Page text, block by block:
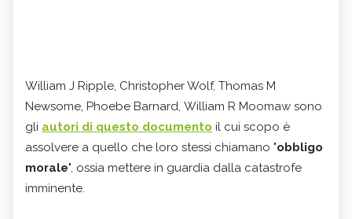
William J Ripple, Christopher Wolf, Thomas M
Newsome, Phoebe Barnard, William R Moomaw sono
gli autori di questo documento il cui scopo è
assolvere a quello che loro stessi chiamano "obbligo
morale", ossia mettere in guardia dalla catastrofe
imminente.